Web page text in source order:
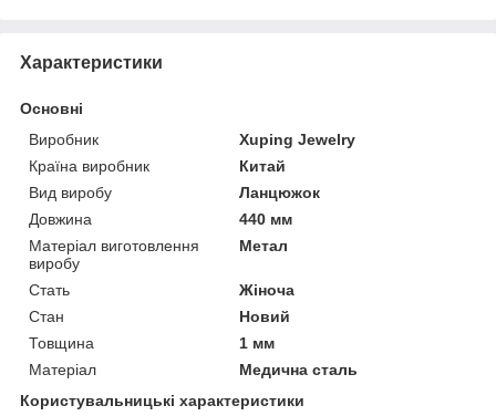
Характеристики
Основні
Виробник
Xuping Jewelry
Країна виробник
Китай
Вид виробу
Ланцюжок
Довжина
440 мм
Матеріал виготовлення
виробу
Метал
Стать
Жіноча
Стан
Новий
Товщина
1 мм
Матеріал
Медична сталь
Користувальницькі характеристики